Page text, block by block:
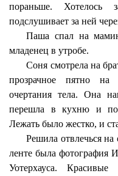
пораньше. Хотелось
подслушивает за ней
Паша спал на
младенец в утробе.
Соня смотрела на
прозрачное пятно
очертания тела. Она
перешла в кухню и
Лежать было жестко, и
Решила отвлечься
ленте была фотография
Уотерхауса.